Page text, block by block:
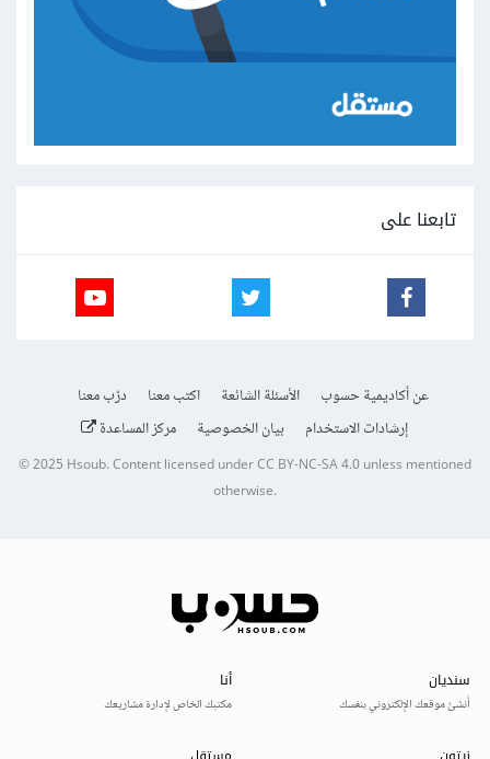
تابعنا على
عن أكاديمية حسوب الأسئلة الشائعة اكتب معنا
درّب معنا
إرشادات الاستخدام
بيان الخصوصية مركز المساعدة
© 2025Hsoub.Content licensed underCC BY-NC-SA 4.0unless mentioned
otherwise.